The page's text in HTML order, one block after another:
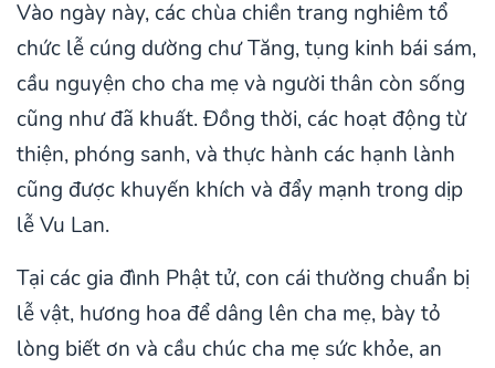
Vào ngày này, các chùa chiền trang nghiêm tổ
chức lễ cúng dường chư Tăng, tụng kinh bái sám,
cầu nguyện cho cha mẹ và người thân còn sống
cũng như đã khuất. Đồng thời, các hoạt động từ
thiện, phóng sanh, và thực hành các hạnh lành
cũng được khuyến khích và đẩy mạnh trong dịp
lễ Vu Lan.
Tại các gia đình Phật tử, con cái thường chuẩn bị
lễ vật, hương hoa để dâng lên cha mẹ, bày tỏ
lòng biết ơn và cầu chúc cha mẹ sức khỏe, an